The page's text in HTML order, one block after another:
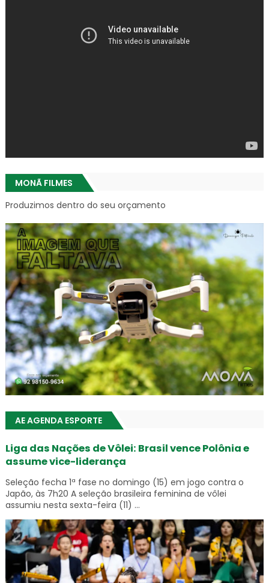
MONÃ FILMES
Produzimos dentro do seu orçamento
AE AGENDA ESPORTE
Liga das Nações de Vôlei: Brasil vence Polônia e
assume vice-liderança
Seleção fecha 1ª fase no domingo (15) em jogo contra o
Japão, às 7h20 A seleção brasileira feminina de vôlei
assumiu nesta sexta-feira (11) ...